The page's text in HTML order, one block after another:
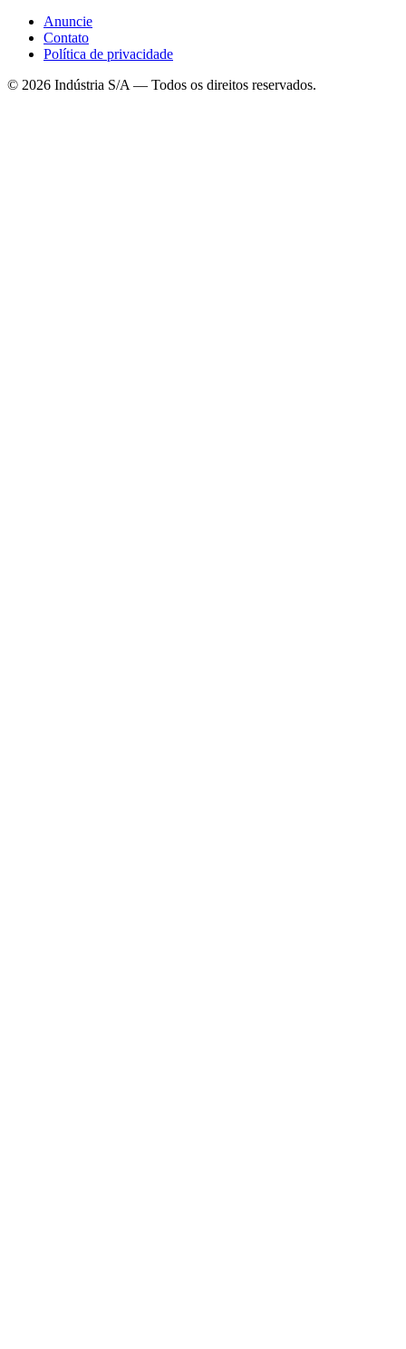
Anuncie
Contato
Política de privacidade
© 2026 Indústria S/A — Todos os direitos reservados.